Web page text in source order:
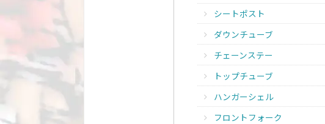
シートポスト
ダウンチューブ
チェーンステー
トップチューブ
ハンガーシェル
フロントフォーク